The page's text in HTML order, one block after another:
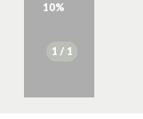
10%
1 / 1